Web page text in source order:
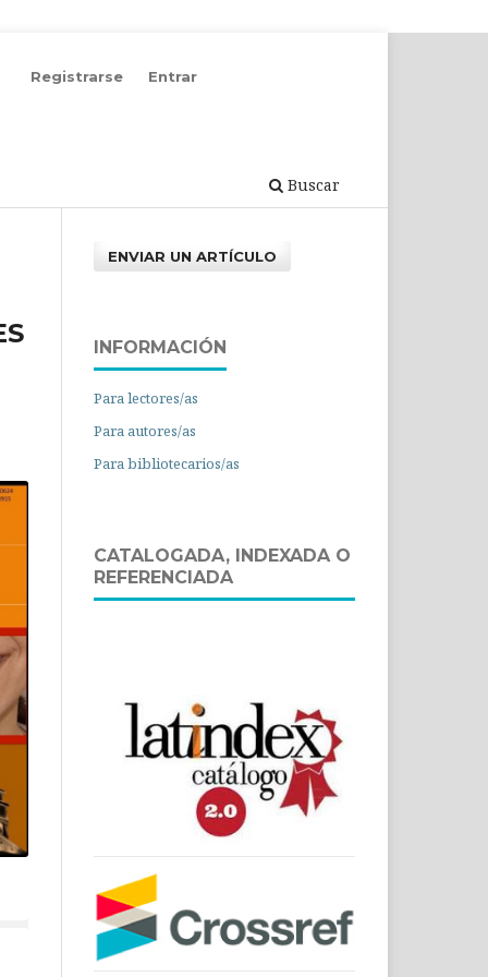
Buscar
Registrarse Entrar
ENVIAR UN ARTÍCULO
INFORMACIÓN
Para lectores/as
Para autores/as
Para bibliotecarios/as
CATALOGADA, INDEXADA O
REFERENCIADA